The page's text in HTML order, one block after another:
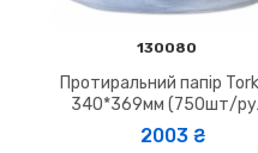
130080
Протиральний папір Tork
340*369мм (750шт/
2003 ₴